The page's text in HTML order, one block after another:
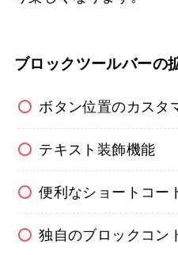
ブロックツールバーの
ボタン位置のカスタ
テキスト装飾機能
便利なショートコー
独自のブロックコン